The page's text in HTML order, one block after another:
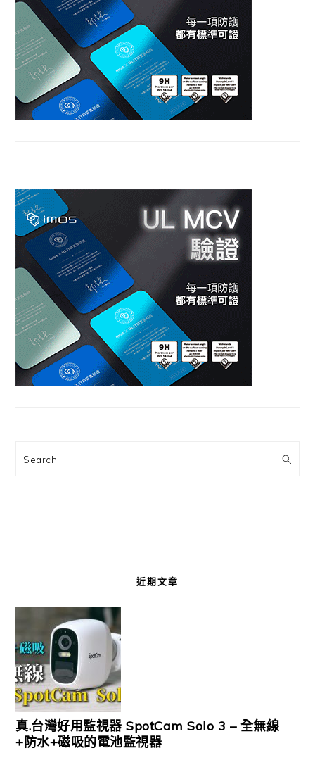
Search
近期文章
真.台灣好用監視器 SpotCam Solo 3 – 全無線
+防水+磁吸的電池監視器